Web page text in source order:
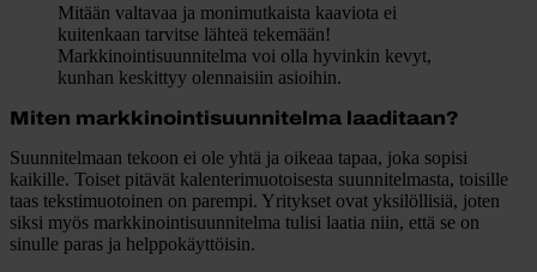
Mitään valtavaa ja monimutkaista kaaviota ei
kuitenkaan tarvitse lähteä tekemään!
Markkinointisuunnitelma voi olla hyvinkin kevyt,
kunhan keskittyy olennaisiin asioihin.
Miten markkinointisuunnitelma laaditaan?
Suunnitelmaan tekoon ei ole yhtä ja oikeaa tapaa, joka sopisi
kaikille. Toiset pitävät kalenterimuotoisesta suunnitelmasta, toisille
taas tekstimuotoinen on parempi. Yritykset ovat yksilöllisiä, joten
siksi myös markkinointisuunnitelma tulisi laatia niin, että se on
sinulle paras ja helppokäyttöisin.